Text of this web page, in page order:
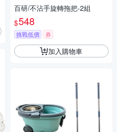
擰
百研/不沾手旋轉拖把-2組
$548
挑戰低價 券
加入購物車